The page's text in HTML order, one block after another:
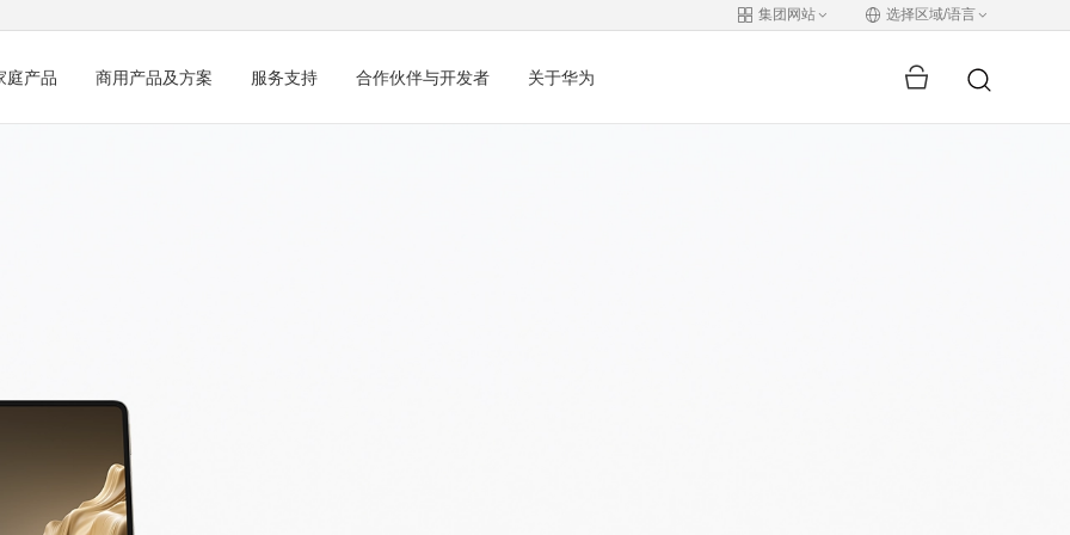
集团网站 选择区域/语言
庭产品 商用产品及方案 服务支持 合作伙伴与开发者 关于华为